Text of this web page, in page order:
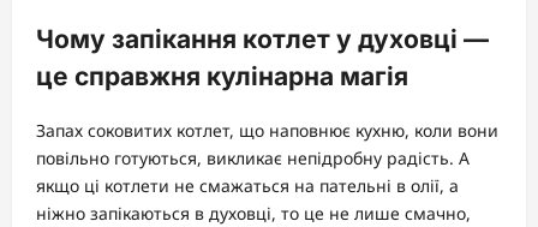
Чому запікання котлет у духовці —
це справжня кулінарна магія
Запах соковитих котлет, що наповнює кухню, коли вони
повільно готуються, викликає непідробну радість. А
якщо ці котлети не смажаться на пательні в олії, а
ніжно запікаються в духовці, то це не лише смачно,